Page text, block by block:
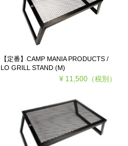
【定番】CAMP MANIA PRODUCTS /
LO GRILL STAND (M)
¥ 11,500（税別）